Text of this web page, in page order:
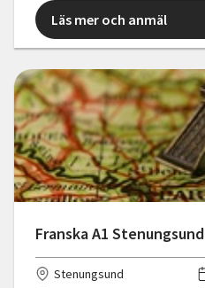
Läs mer och anmäl
Franska A1 Stenungsund
Stenungsund